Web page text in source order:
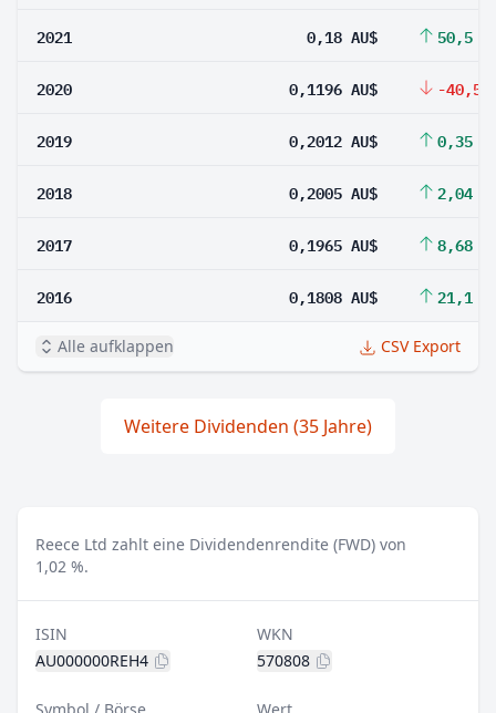
2021 0,18 AU$ 50,5 %
2020 0,1196 AU$ -40,56
2019 0,2012 AU$ 0,35 %
2018 0,2005 AU$ 2,04 %
2017 0,1965 AU$ 8,68 %
2016 0,1808 AU$ 21,1 %
Alle aufklappen CSV Export
Weitere Dividenden (35 Jahre)
Reece Ltd zahlt eine Dividendenrendite (FWD) von
1,02 %.
ISIN
AU000000REH4
WKN
570808